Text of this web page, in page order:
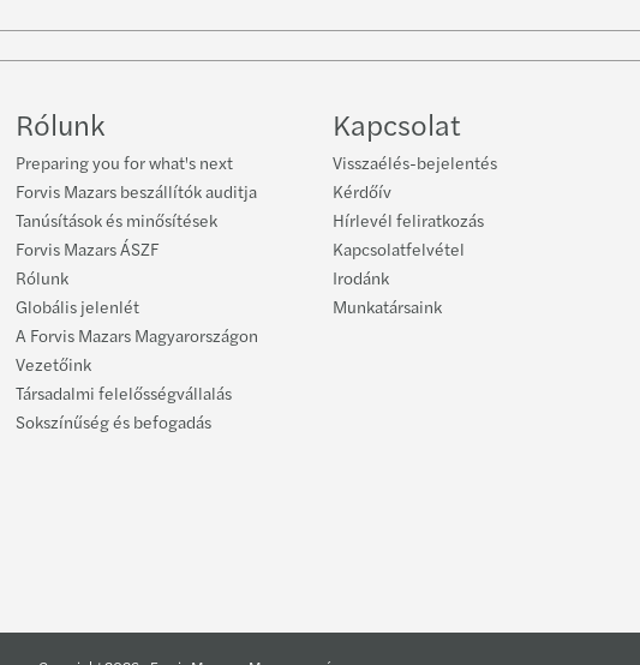
InstagramFacebook
on
Rólunk
Preparing you for what's next
Forvis Mazars beszállítók auditja
Tanúsítások és minősítések
Forvis Mazars ÁSZF
Rólunk
Globális jelenlét
A Forvis Mazars Magyarországon
Vezetőink
Társadalmi felelősségvállalás
Sokszínűség és befogadás
Kapcsolat
Visszaélés-bejelentés
Kérdőív
Hírlevél feliratkozás
Kapcsolatfelvétel
Irodánk
Munkatársaink